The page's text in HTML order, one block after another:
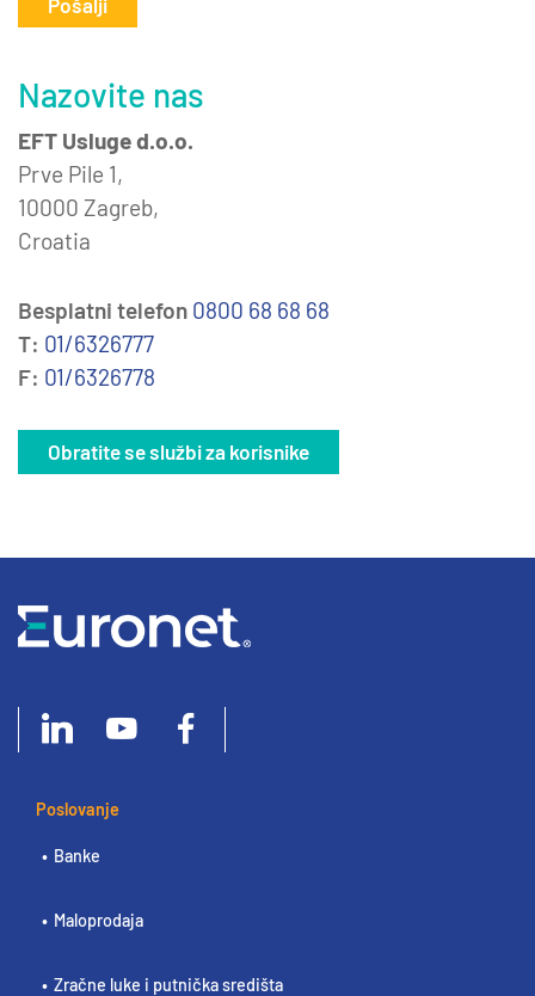
Pošalji
Nazovite nas
EFT Usluge d.o.o.
Prve Pile 1,
10000 Zagreb,
Croatia
Besplatni telefon 0800 68 68 68
T: 01/6326777
F: 01/6326778
Obratite se službi za korisnike
Poslovanje
Banke
Maloprodaja
Zračne luke i putnička središta